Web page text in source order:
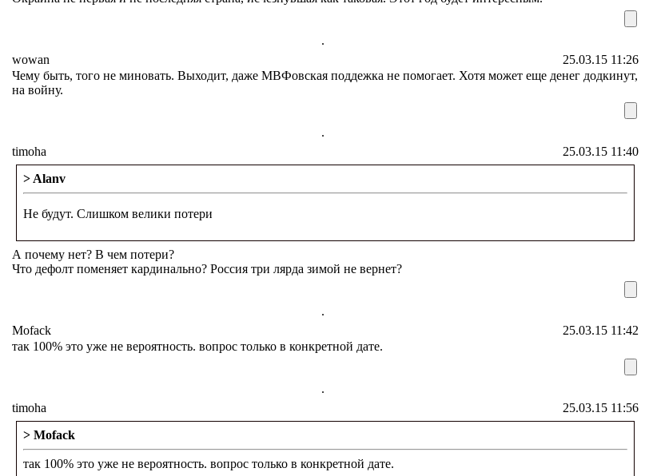
.
wowan
25.03.15 11:26
Чему быть, того не миновать. Выходит, даже МВФовская поддежка не помогает. Хотя может еще денег додкинут,
на войну.
.
timoha
25.03.15 11:40
> Alanv
Не будут. Слишком велики потери
А почему нет? В чем потери?
Что дефолт поменяет кардинально? Россия три лярда зимой не вернет?
.
Mofack
25.03.15 11:42
так 100% это уже не вероятность. вопрос только в конкретной дате.
.
timoha
25.03.15 11:56
> Mofack
так 100% это уже не вероятность. вопрос только в конкретной дате.